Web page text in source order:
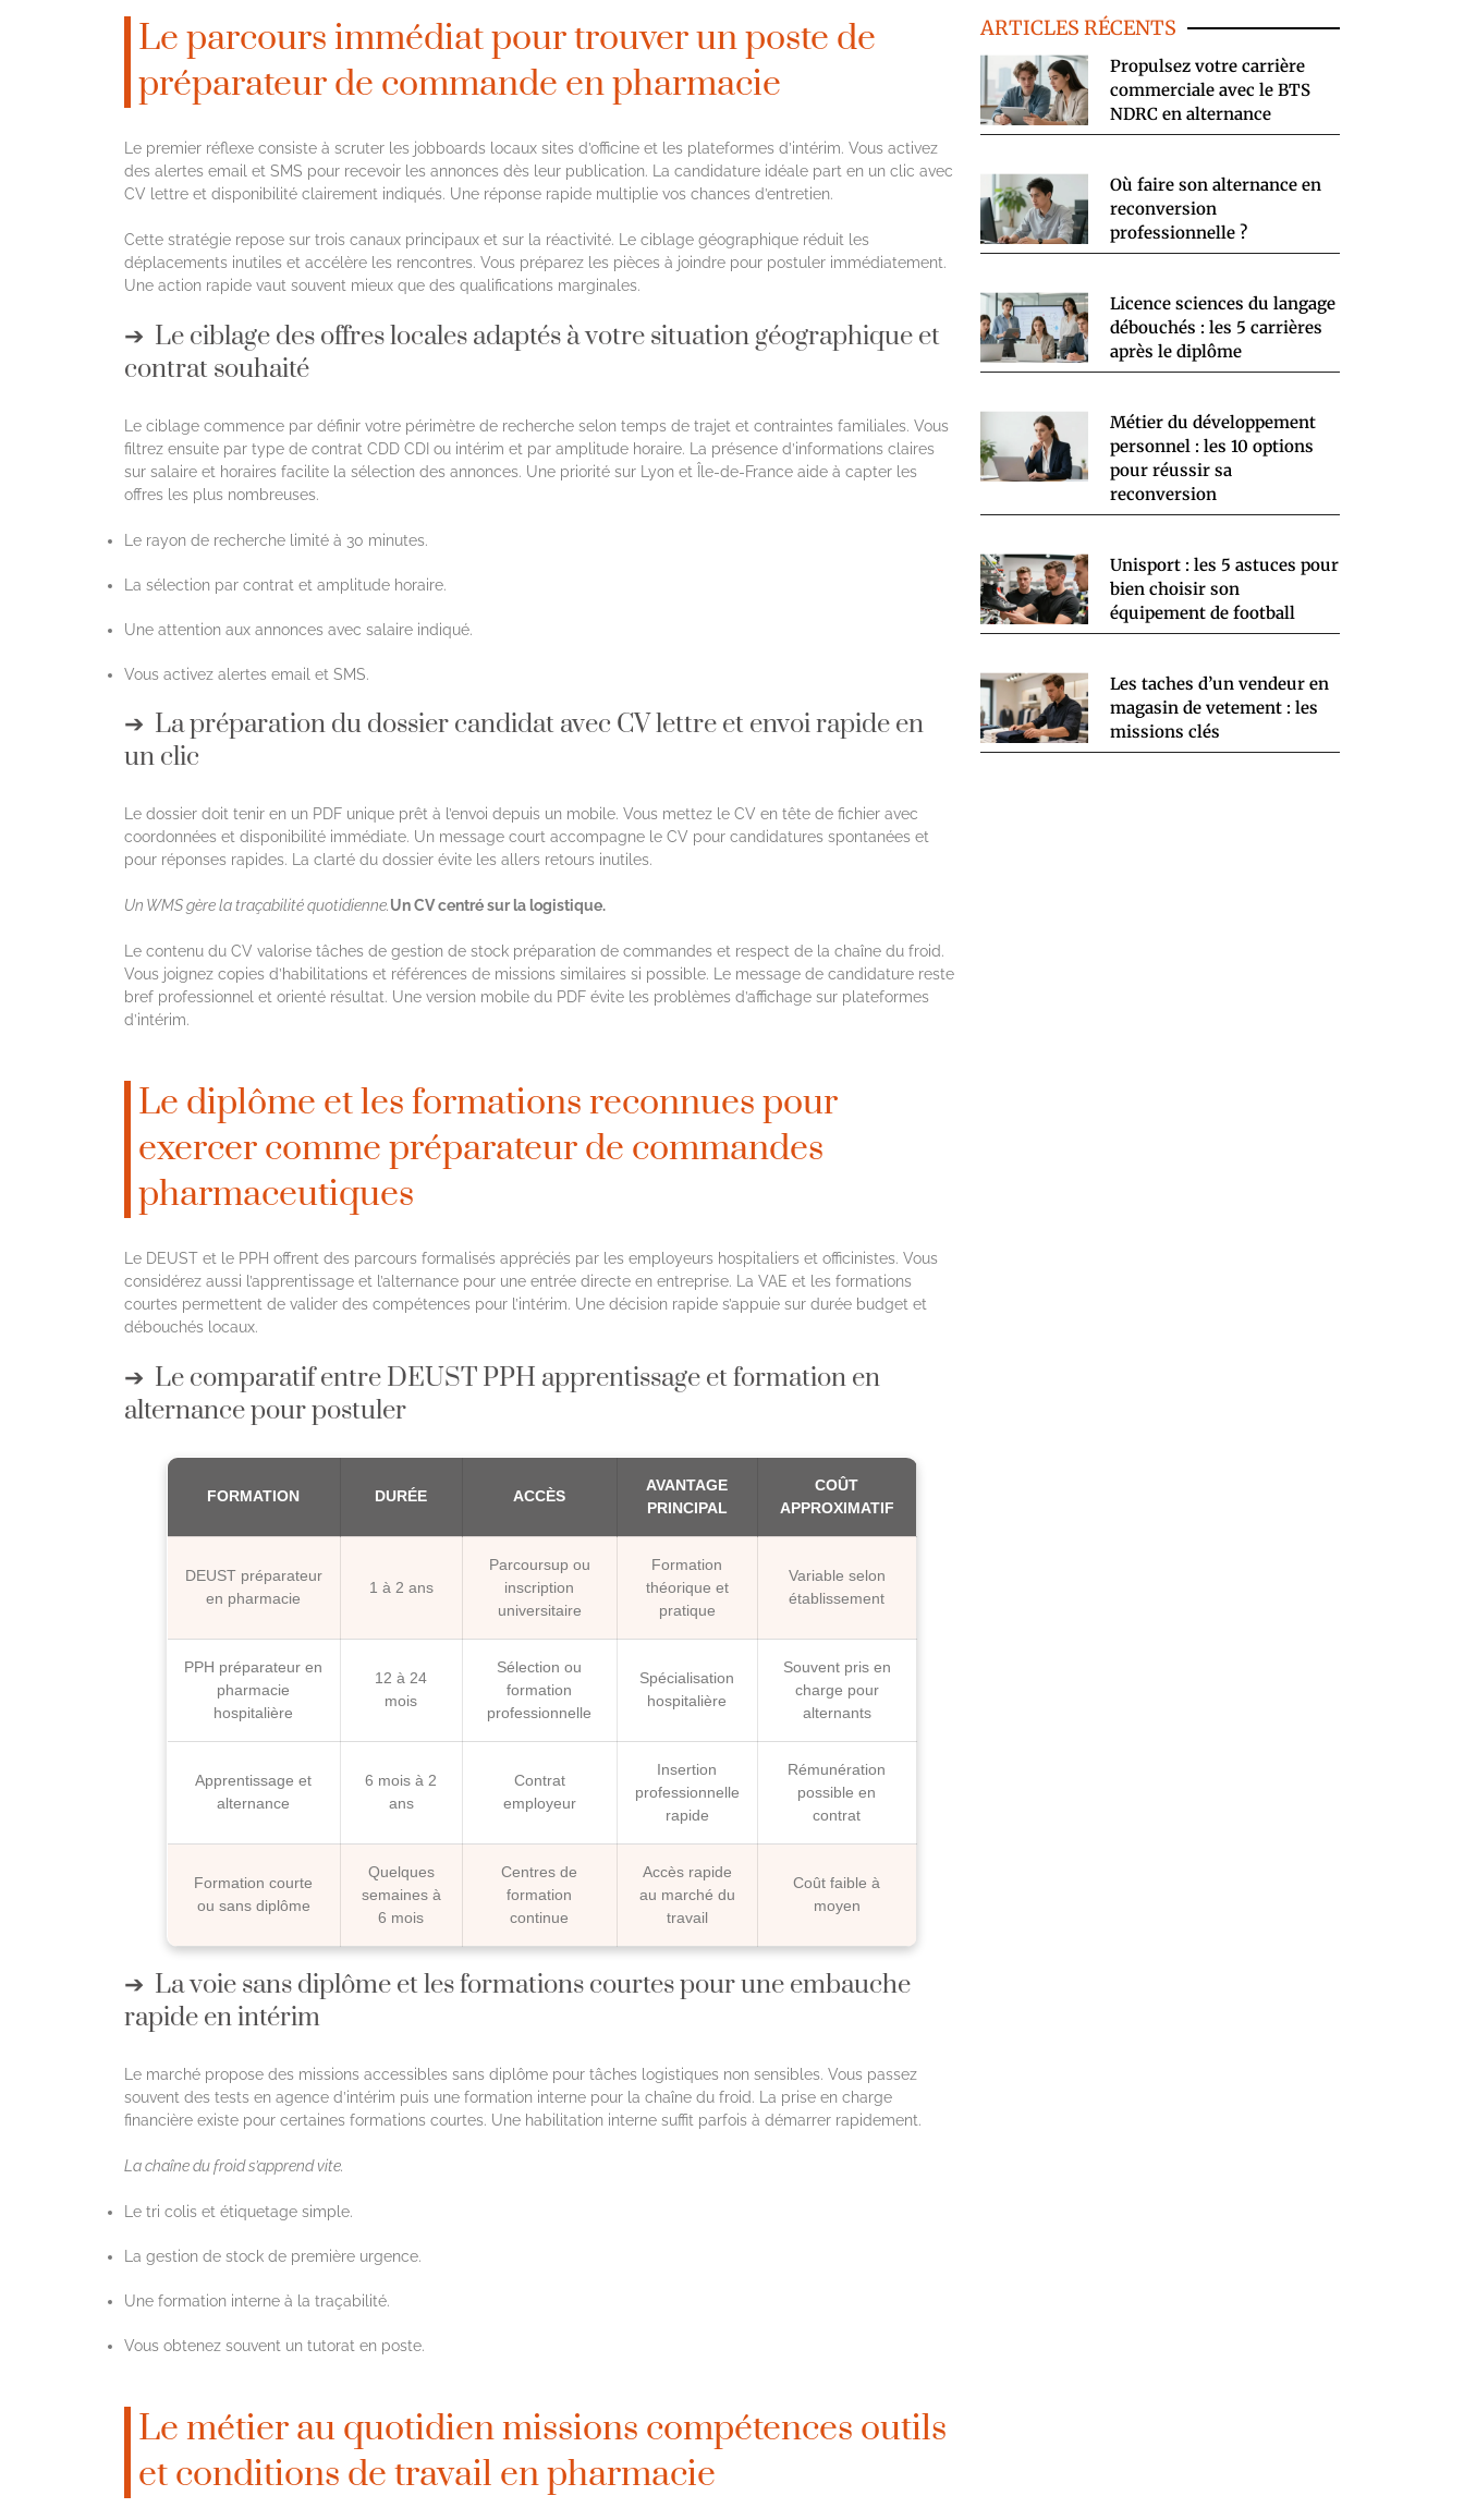
Le parcours immédiat pour trouver un poste de
préparateur de commande en pharmacie
Le premier réflexe consiste à scruter les jobboards locaux sites d’officine et les plateformes d’intérim. Vous activez
des alertes email et SMS pour recevoir les annonces dès leur publication. La candidature idéale part en un clic avec
CV lettre et disponibilité clairement indiqués. Une réponse rapide multiplie vos chances d’entretien.
Cette stratégie repose sur trois canaux principaux et sur la réactivité. Le ciblage géographique réduit les
déplacements inutiles et accélère les rencontres. Vous préparez les pièces à joindre pour postuler immédiatement.
Une action rapide vaut souvent mieux que des qualifications marginales.
Le ciblage des offres locales adaptés à votre situation géographique et
contrat souhaité
Le ciblage commence par définir votre périmètre de recherche selon temps de trajet et contraintes familiales. Vous
filtrez ensuite par type de contrat CDD CDI ou intérim et par amplitude horaire. La présence d’informations claires
sur salaire et horaires facilite la sélection des annonces. Une priorité sur Lyon et Île-de-France aide à capter les
offres les plus nombreuses.
Le rayon de recherche limité à 30 minutes.
La sélection par contrat et amplitude horaire.
Une attention aux annonces avec salaire indiqué.
Vous activez alertes email et SMS.
La préparation du dossier candidat avec CV lettre et envoi rapide en
un clic
Le dossier doit tenir en un PDF unique prêt à l’envoi depuis un mobile. Vous mettez le CV en tête de fichier avec
coordonnées et disponibilité immédiate. Un message court accompagne le CV pour candidatures spontanées et
pour réponses rapides. La clarté du dossier évite les allers retours inutiles.
Un WMS gère la traçabilité quotidienne.Un CV centré sur la logistique.
Le contenu du CV valorise tâches de gestion de stock préparation de commandes et respect de la chaîne du froid.
Vous joignez copies d’habilitations et références de missions similaires si possible. Le message de candidature reste
bref professionnel et orienté résultat. Une version mobile du PDF évite les problèmes d’affichage sur plateformes
d’intérim.
Le diplôme et les formations reconnues pour
exercer comme préparateur de commandes
pharmaceutiques
Le DEUST et le PPH offrent des parcours formalisés appréciés par les employeurs hospitaliers et officinistes. Vous
considérez aussi l’apprentissage et l’alternance pour une entrée directe en entreprise. La VAE et les formations
courtes permettent de valider des compétences pour l’intérim. Une décision rapide s’appuie sur durée budget et
débouchés locaux.
Le comparatif entre DEUST PPH apprentissage et formation en
alternance pour postuler
FORMATION DURÉE ACCÈS
AVANTAGE
PRINCIPAL
COÛT
APPROXIMATIF
DEUST préparateur
en pharmacie
1 à 2 ans
Parcoursup ou
inscription
universitaire
Formation
théorique et
pratique
Variable selon
établissement
PPH préparateur en
pharmacie
hospitalière
12 à 24
mois
Sélection ou
formation
professionnelle
Spécialisation
hospitalière
Souvent pris en
charge pour
alternants
Apprentissage et
alternance
6 mois à 2
ans
Contrat
employeur
Insertion
professionnelle
rapide
Rémunération
possible en
contrat
Formation courte
ou sans diplôme
Quelques
semaines à
6 mois
Centres de
formation
continue
Accès rapide
au marché du
travail
Coût faible à
moyen
La voie sans diplôme et les formations courtes pour une embauche
rapide en intérim
Le marché propose des missions accessibles sans diplôme pour tâches logistiques non sensibles. Vous passez
souvent des tests en agence d’intérim puis une formation interne pour la chaîne du froid. La prise en charge
financière existe pour certaines formations courtes. Une habilitation interne suffit parfois à démarrer rapidement.
La chaîne du froid s’apprend vite.
Le tri colis et étiquetage simple.
La gestion de stock de première urgence.
Une formation interne à la traçabilité.
Vous obtenez souvent un tutorat en poste.
Le métier au quotidien missions compétences outils
et conditions de travail en pharmacie
ARTICLES RÉCENTS
Propulsez votre carrière
commerciale avec le BTS
NDRC en alternance
Où faire son alternance en
reconversion
professionnelle ?
Licence sciences du langage
débouchés : les 5 carrières
après le diplôme
Métier du développement
personnel : les 10 options
pour réussir sa
reconversion
Unisport : les 5 astuces pour
bien choisir son
équipement de football
Les taches d’un vendeur en
magasin de vetement : les
missions clés